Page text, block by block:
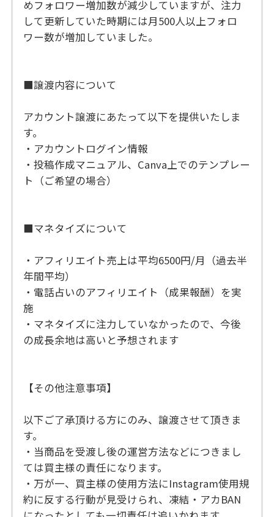
めフォロワー増加数が減少していますが、注力
して更新していた時期には月500人以上フォロ
ワー数が増加していました。
■譲渡内容について
アカウント譲渡にあたって以下を提供いたしま
す。
・アカウントログイン情報
・投稿作成マニュアル、Canva上でのテンプレー
ト（ご希望の場合）
■マネタイズについて
・アフィリエイト売上は平均6500円/月（過去半
年間平均）
・電話占いのアフィリエイト（成果報酬）を実
施
・マネタイズに注力していなかったので、今後
の成長余地は高いと予想されます
【その他注意事項】
以下ご了承頂ける方にのみ、譲渡させて頂きま
す。
・当商品を受渡し後の運営方法などにつきまし
ては買主様の責任になります。
・万が一、買主様の使用方法にInstagram使用規
約に反する行動が見受けられ、凍結・アカBAN